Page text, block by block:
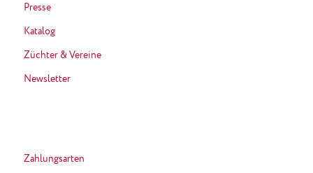
Presse
Katalog
Züchter & Vereine
Newsletter
Zahlungsarten